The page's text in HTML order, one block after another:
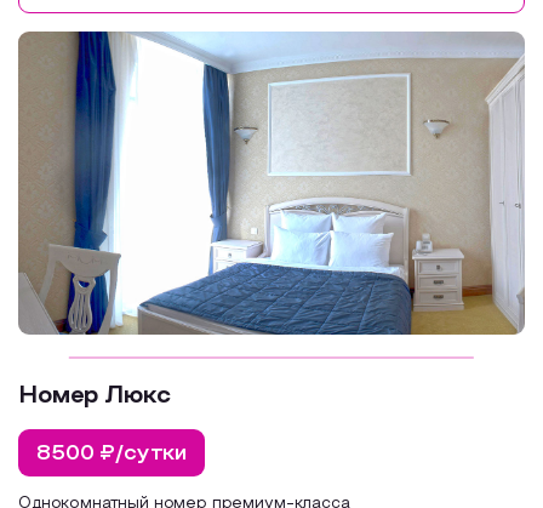
Номер Люкс
8500 ₽/сутки
Однокомнатный номер премиум-класса